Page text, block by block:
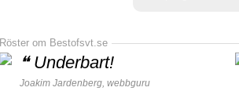
Röster om Bestofsvt.se
❝ Underbart!
Joakim Jardenberg, webbguru